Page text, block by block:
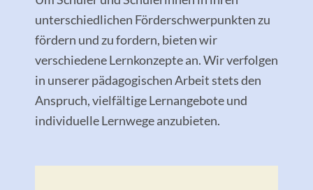
unterschiedlichen Förderschwerpunkten zu
fördern und zu fordern, bieten wir
verschiedene Lernkonzepte an. Wir verfolgen
in unserer pädagogischen Arbeit stets den
Anspruch, vielfältige Lernangebote und
individuelle Lernwege anzubieten.